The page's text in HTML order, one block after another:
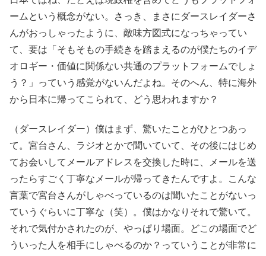
ームという概念がない。さっき、まさにダースレイダーさ
んがおっしゃったように、敵味方図式になっちゃってい
て、要は「そもそもの手続きを踏まえるのが僕たちのイデ
オロギー・価値に関係ない共通のプラットフォームでしょ
う？」っていう感覚がないんだよね。そのへん、特に海外
から日本に帰ってこられて、どう思われますか？
（ダースレイダー）僕はまず、驚いたことがひとつあっ
て。宮台さん、ラジオとかで聞いていて、その後にはじめ
てお会いしてメールアドレスを交換した時に、メールを送
ったらすごく丁寧なメールが帰ってきたんですよ。こんな
言葉で宮台さんがしゃべっているのは聞いたことがないっ
ていうぐらいに丁寧な（笑）。僕はかなりそれで驚いて。
それで気付かされたのが、やっぱり場面。どこの場面でど
ういった人を相手にしゃべるのか？っていうことが非常に